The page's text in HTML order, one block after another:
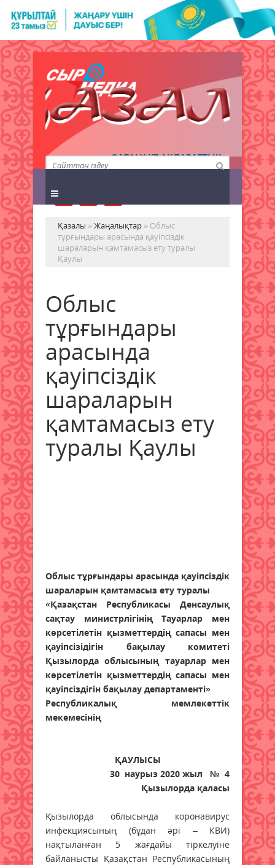
QAZALY.KZ АҚПАРАТТЫҚ
АГЕНТТІГІ
Қазалы »Жаңалықтар » Облыс
тұрғындары арасында қауіпсіздік
шараларын қамтамасыз ету туралы
Қаулы
Облыс
тұрғындары
арасында
қауіпсіздік
шараларын
қамтамасыз ету
туралы Қаулы
Облыс тұрғындары арасында қауіпсіздік
шараларын қамтамасыз ету туралы
«Қазақстан Республикасы Денсаулық
сақтау министрлігінің Тауарлар мен
көрсетілетін қызметтердің сапасы мен
қауіпсізідігін бақылау комитеті
Қызылорда облысының тауарлар мен
көрсетілетін қызметтердің сапасы мен
қауіпсіздігін бақылау департаменті»
Республикалық мемлекеттік
мекемесінің
ҚАУЛЫСЫ
30 наурыз 2020 жыл № 4
Қызылорда қаласы
Қызылорда облысында коронавирус
инфекциясының (бұдан әрі – КВИ)
нақтыланған 5 жағдайы тіркелуіне
байланысты Қазақстан Республикасының